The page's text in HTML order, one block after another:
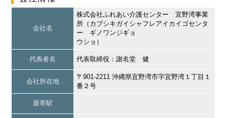
会社名
株式会社ふれあい介護センター 宜野湾事業
所（カブシキガイシャフレアイカイゴセンタ
ー ギノワンジギョ
ウショ）
代表者名 代表取締役：謝名堂 健
会社所在地
〒901-2211 沖縄県宜野湾市字宜野湾１丁目１
番２号
最寄駅